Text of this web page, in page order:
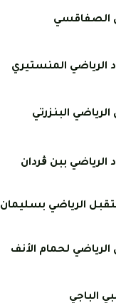
الصفاقسي
الرياضي المنستيري
الرياضي البنزرتي
الرياضي ببن ڨردان
الرياضي بسليمان
الرياضي لحمام الأنف
الباجي